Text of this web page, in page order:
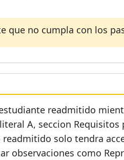
que no cumpla con los
readmitido
A, seccion Requisitos
solo tendra
observaciones como